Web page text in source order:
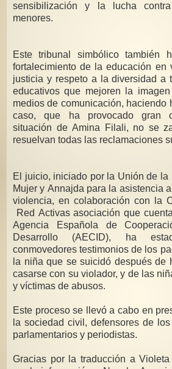
sensibilización y la lucha
menores.
Este tribunal simbólico también hizo hincapié en el
fortalecimiento de la educación en
justicia y respeto a la diversidad a
educativos que mejoren la imagen de la mujer en los
medios de comunicación, haciendo
caso, que ha provocado gran
situación de Amina Filali, no se
resuelvan todas las reclamaciones
El juicio, iniciado por la Unión de la
Mujer y Annajda para la asistencia
violencia, en colaboración con la
Red Activas asociación que
Agencia Española de
Desarrollo (AECID), ha
conmovedores testimonios de los
la niña que se suicidó después de
casarse con su violador, y de las
y víctimas de abusos.
Este proceso se llevó a cabo en
la sociedad civil, defensores de
parlamentarios y periodistas.
Gracias por la traducción a